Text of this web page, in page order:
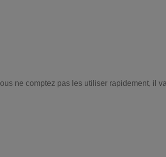
ne comptez pas les utiliser rapidement, il